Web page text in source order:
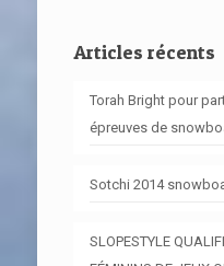
Articles récents
Torah Bright pour
épreuves de
Sotchi 2014
SLOPESTYLE